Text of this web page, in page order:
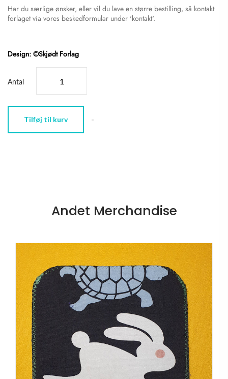
Har du særlige ønsker, eller vil du lave en større bestilling, så kontakt
forlaget via vores beskedformular under 'kontakt'.
Design: ©Skjødt Forlag
Antal
Tilføj til kurv
Andet Merchandise